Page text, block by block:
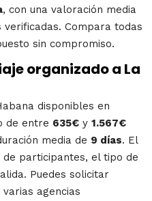
, con una valoración media
verificadas. Compara todas
sin compromiso.
organizado a La
disponibles en
de entre 635€ y 1.567€
media de 9 días. El
participantes, el tipo de
Puedes solicitar
agencias